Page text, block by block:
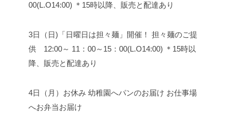
00(L.O14:00) ＊15時以降、販売と配達あり
3日（日)「日曜日は担々麺」開催！ 担々麺のご提
供 12:00～ 11：00～15：00(L.O14:00) ＊15時以
降、販売と配達あり
4日（月）お休み 幼稚園へパンのお届け お仕事場
へお弁当お届け